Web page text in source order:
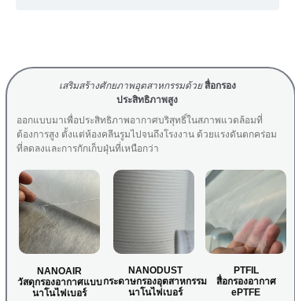
เสริมสร้างศักยภาพอุตสาหกรรมด้วยสื่อกรอง
ประสิทธิภาพสูง
ออกแบบมาเพื่อประสิทธิภาพอากาศบริสุทธิ์ในสภาพแวดล้อมที่
ต้องการสูง ตั้งแต่ห้องคลีนรูมไปจนถึงโรงงาน ด้วยแรงดันตกคร่อม
ที่ลดลงและการกักเก็บฝุ่นที่เหนือกว่า
NANOAIR
วัสดุกรองอากาศแบบ
นาโนไฟเบอร์
NANODUST
กระดาษกรองอุตสาหกรรม
นาโนไฟเบอร์
PTFIL
สื่อกรองอากาศ
ePTFE